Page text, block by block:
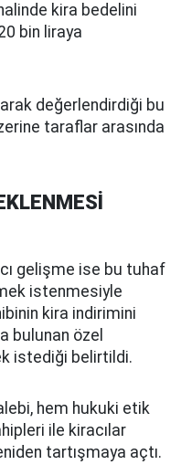
kira bedelini
bin liraya
değerlendirdiği bu
taraflar arasında
gelişme ise bu tuhaf
istenmesiyle
kira indirimini
bulunan özel
istediği belirtildi.
hem hukuki etik
ile kiracılar
tartışmaya açtı.